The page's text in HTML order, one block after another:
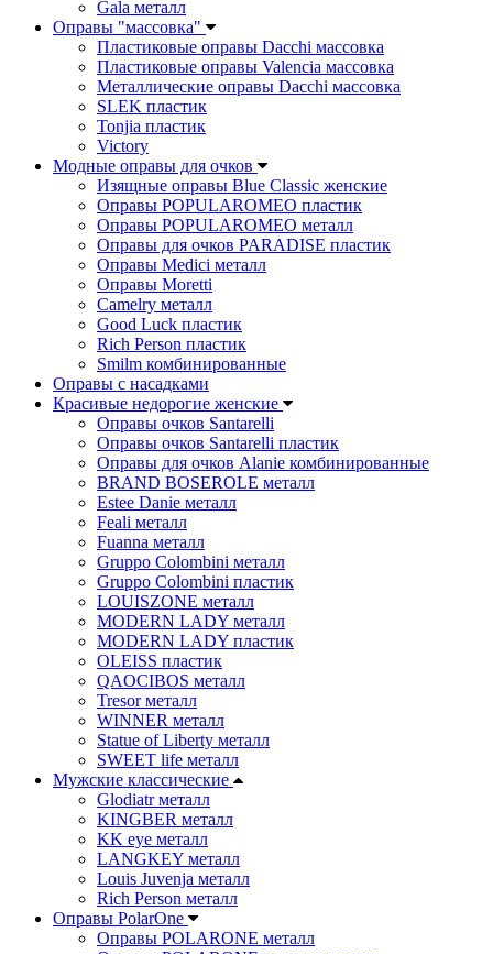
Gala металл
Оправы "массовка"
Пластиковые оправы Dacchi массовка
Пластиковые оправы Valencia массовка
Металлические оправы Dacchi массовка
SLEK пластик
Tonjia пластик
Victory
Модные оправы для очков
Изящные оправы Blue Classic женские
Оправы POPULAROMEO пластик
Оправы POPULAROMEO металл
Оправы для очков PARADISE пластик
Оправы Medici металл
Оправы Moretti
Camelry металл
Good Luck пластик
Rich Person пластик
Smilm комбинированные
Оправы с насадками
Красивые недорогие женские
Оправы очков Santarelli
Оправы очков Santarelli пластик
Оправы для очков Alanie комбинированные
BRAND BOSEROLE металл
Estee Danie металл
Feali металл
Fuanna металл
Gruppo Colombini металл
Gruppo Colombini пластик
LOUISZONE металл
MODERN LADY металл
MODERN LADY пластик
OLEISS пластик
QAOCIBOS металл
Tresor металл
WINNER металл
Statue of Liberty металл
SWEET life металл
Мужские классические
Glodiatr металл
KINGBER металл
KK eye металл
LANGKEY металл
Louis Juvenja металл
Rich Person металл
Оправы PolarOne
Оправы POLARONE металл